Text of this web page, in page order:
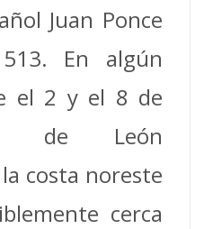
Juan Ponce
En algún
el 2 y el 8 de
de León
costa noreste
cerca